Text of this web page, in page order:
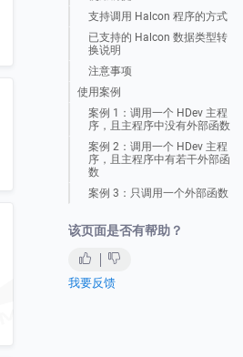
支持调用 Halcon 程序的方式
已支持的 Halcon 数据类型转
换说明
注意事项
使用案例
案例 1：调用一个 HDev 主程
序，且主程序中没有外部函数
案例 2：调用一个 HDev 主程
序，且主程序中有若干外部函
数
案例 3：只调用一个外部函数
该页面是否有帮助？
我要反馈